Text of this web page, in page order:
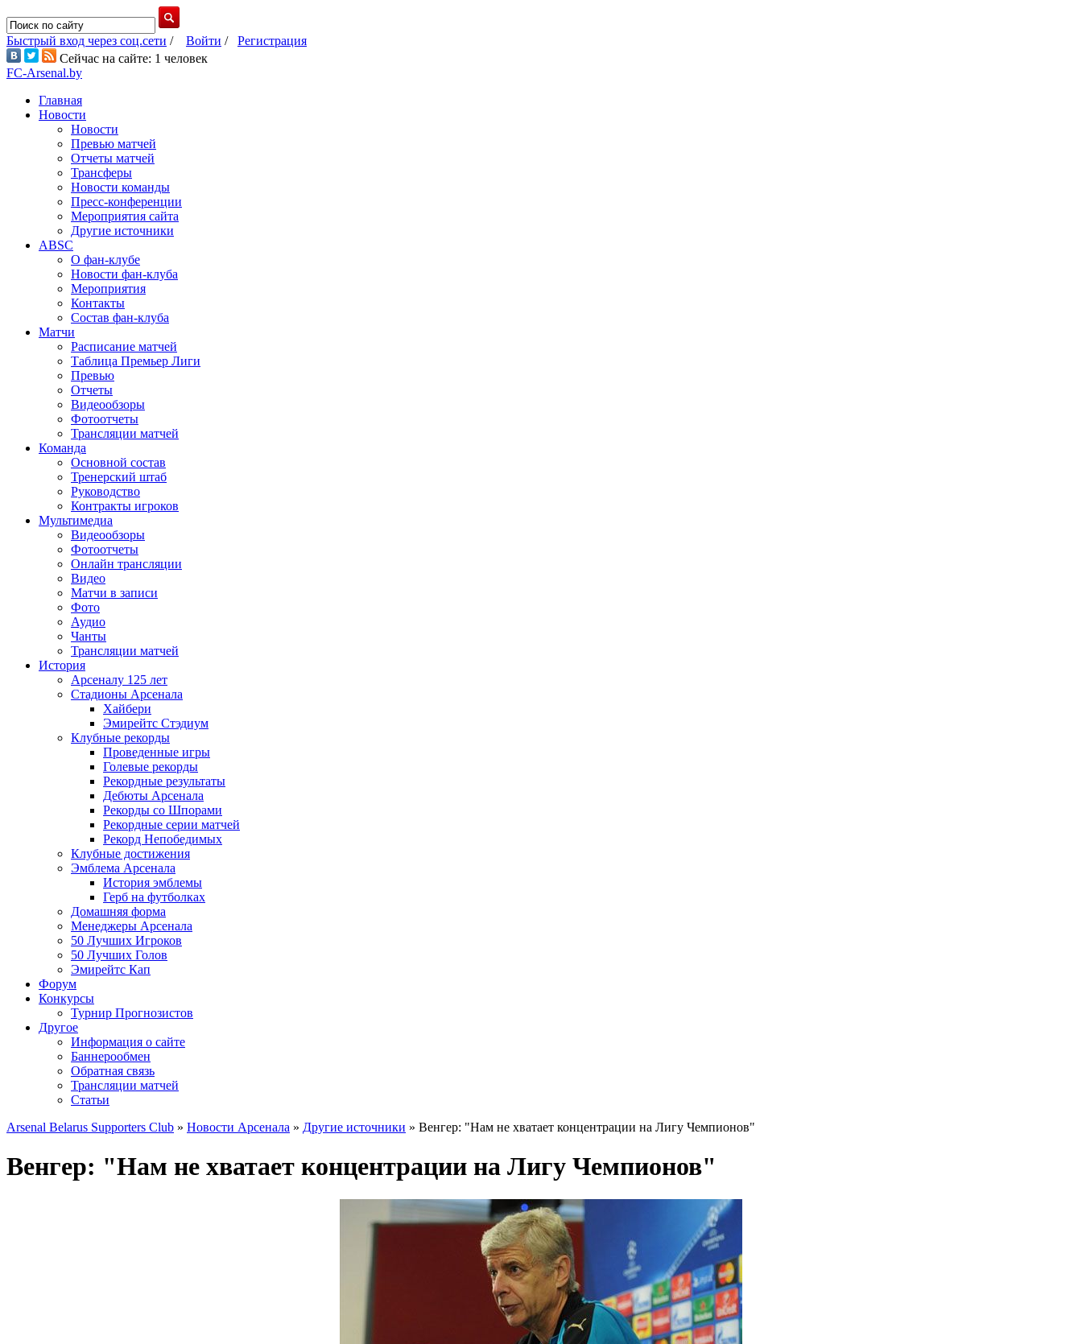
Быстрый вход через соц.сети / Войти / Регистрация
Сейчас на сайте: 1 человек
FC-Arsenal.by
Главная
Новости
Новости
Превью матчей
Отчеты матчей
Трансферы
Новости команды
Пресс-конференции
Мероприятия сайта
Другие источники
ABSC
О фан-клубе
Новости фан-клуба
Мероприятия
Контакты
Состав фан-клуба
Матчи
Расписание матчей
Таблица Премьер Лиги
Превью
Отчеты
Видеообзоры
Фотоотчеты
Трансляции матчей
Команда
Основной состав
Тренерский штаб
Руководство
Контракты игроков
Мультимедиа
Видеообзоры
Фотоотчеты
Онлайн трансляции
Видео
Матчи в записи
Фото
Аудио
Чанты
Трансляции матчей
История
Арсеналу 125 лет
Стадионы Арсенала
Хайбери
Эмирейтс Стэдиум
Клубные рекорды
Проведенные игры
Голевые рекорды
Рекордные результаты
Дебюты Арсенала
Рекорды со Шпорами
Рекордные серии матчей
Рекорд Непобедимых
Клубные достижения
Эмблема Арсенала
История эмблемы
Герб на футболках
Домашняя форма
Менеджеры Арсенала
50 Лучших Игроков
50 Лучших Голов
Эмирейтс Кап
Форум
Конкурсы
Турнир Прогнозистов
Другое
Информация о сайте
Баннерообмен
Обратная связь
Трансляции матчей
Статьи
Arsenal Belarus Supporters Club » Новости Арсенала » Другие источники » Венгер: "Нам не хватает концентрации на Лигу Чемпионов"
Венгер: "Нам не хватает концентрации на Лигу Чемпионов"